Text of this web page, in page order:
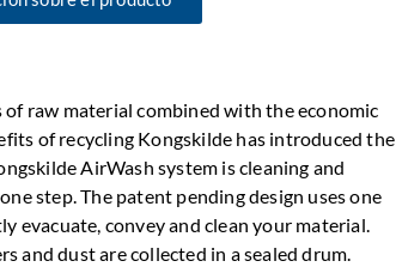
raw material combined with the economic
of recycling Kongskilde has introduced the
AirWash system is cleaning and
step. The patent pending design uses one
evacuate, convey and clean your material.
and dust are collected in a sealed drum.